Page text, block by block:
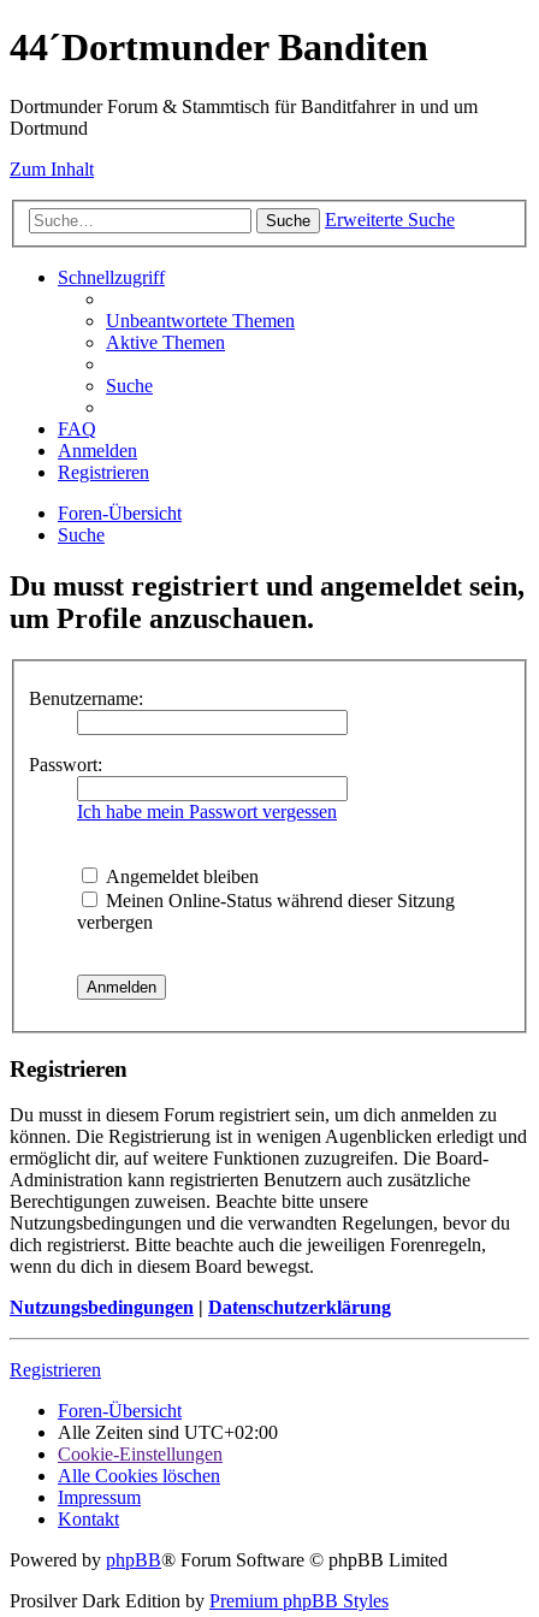
44´Dortmunder Banditen
Dortmunder Forum & Stammtisch für Banditfahrer in und um
Dortmund
Zum Inhalt
Suche Erweiterte Suche
Schnellzugriff
Unbeantwortete Themen
Aktive Themen
Suche
FAQ
Anmelden
Registrieren
Foren-Übersicht
Suche
Du musst registriert und angemeldet sein,
um Profile anzuschauen.
Benutzername:
Passwort:
Ich habe mein Passwort vergessen
Angemeldet bleiben
Meinen Online-Status während dieser Sitzung
verbergen
Registrieren
Du musst in diesem Forum registriert sein, um dich anmelden zu
können. Die Registrierung ist in wenigen Augenblicken erledigt und
ermöglicht dir, auf weitere Funktionen zuzugreifen. Die Board-
Administration kann registrierten Benutzern auch zusätzliche
Berechtigungen zuweisen. Beachte bitte unsere
Nutzungsbedingungen und die verwandten Regelungen, bevor du
dich registrierst. Bitte beachte auch die jeweiligen Forenregeln,
wenn du dich in diesem Board bewegst.
Nutzungsbedingungen | Datenschutzerklärung
Registrieren
Foren-Übersicht
Alle Zeiten sind UTC+02:00
Cookie-Einstellungen
Alle Cookies löschen
Impressum
Kontakt
Powered by phpBB® Forum Software © phpBB Limited
Prosilver Dark Edition by Premium phpBB Styles